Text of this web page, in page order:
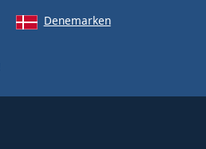
Denemarken